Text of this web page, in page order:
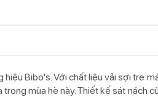
Bibo's. Với chất liệu vải sợi tre
mùa hè này. Thiết kế sát nách